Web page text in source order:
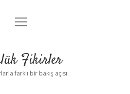
Anasayfa
Yasal Uyarı
menüyü
Fikirler
farklı bir bakış açısı.